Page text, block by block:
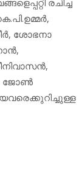
രചിച്ച
ശോഭനാ
ജോണ്‍